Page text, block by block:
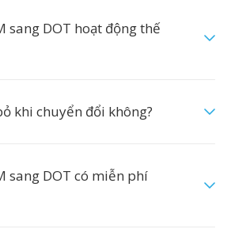
sang DOT hoạt động thế
khi chuyển đổi không?
sang DOT có miễn phí